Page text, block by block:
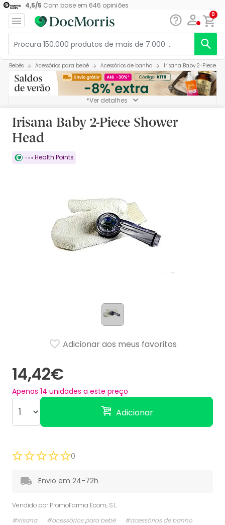
4,5/5 Com base em 646 opiniões
0
Bebés Acessórios para bebé Acessórios de banho Irisana Baby 2-Piece
*Ver detalhes
Irisana Baby 2-Piece Shower
Head
Health Points
14,42€
Apenas 14 unidades a este preço
Adicionar
Adicionar aos meus favoritos
0
Envio em 24-72h
Vendido por PromoFarma Ecom, S.L.
#irisana
#acessórios para bebé #acessórios de banho